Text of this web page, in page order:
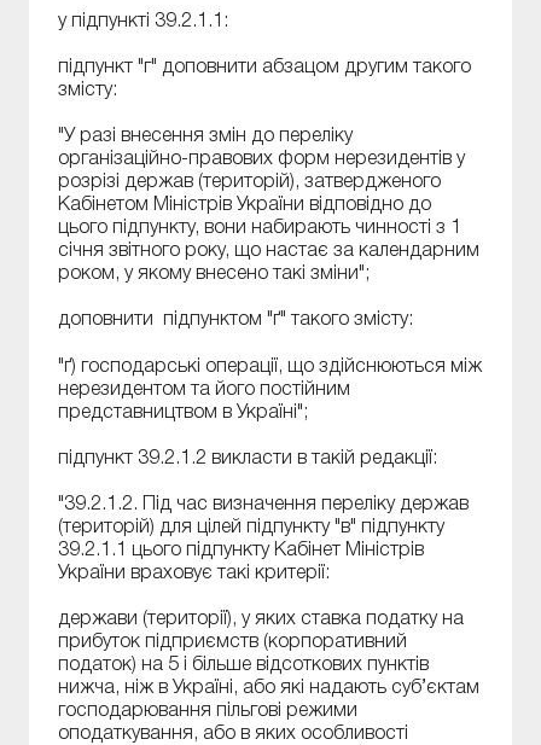
у підпункті 39.2.1.1:
підпункт "г" доповнити абзацом другим такого
змісту:
"У разі внесення змін до переліку
організаційно-правових форм нерезидентів у
розрізі держав (територій), затвердженого
Кабінетом Міністрів України відповідно до
цього підпункту, вони набирають чинності з 1
січня звітного року, що настає за календарним
роком, у якому внесено такі зміни";
доповнити підпунктом "ґ" такого змісту:
"ґ) господарські операції, що здійснюються між
нерезидентом та його постійним
представництвом в Україні";
підпункт 39.2.1.2 викласти в такій редакції:
"39.2.1.2. Під час визначення переліку держав
(територій) для цілей підпункту "в" підпункту
39.2.1.1 цього підпункту Кабінет Міністрів
України враховує такі критерії:
держави (території), у яких ставка податку на
прибуток підприємств (корпоративний
податок) на 5 і більше відсоткових пунктів
нижча, ніж в Україні, або які надають суб’єктам
господарювання пільгові режими
оподаткування, або в яких особливості